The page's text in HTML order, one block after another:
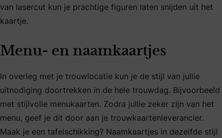
van lasercut kun je prachtige figuren laten snijden uit het
kaartje.
Menu- en naamkaartjes
In overleg met je trouwlocatie kun je de stijl van jullie
uitnodiging doortrekken in de hele trouwdag. Bijvoorbeeld
met stijlvolle menukaarten. Zodra jullie zeker zijn van het
menu, geef je dit door aan je trouwkaartenleverancier.
Maak je een tafelschikking? Naamkaartjes in dezelfde stijl